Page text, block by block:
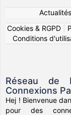
Actualités
Cookies & RGPD
Conditions
Réseau de
Connexions
Hej ! Bienvenue
pour des